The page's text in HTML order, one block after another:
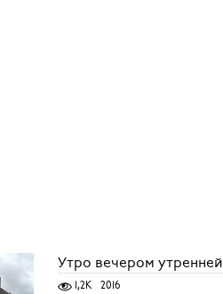
Утро вечером утренней
1,2K 2016